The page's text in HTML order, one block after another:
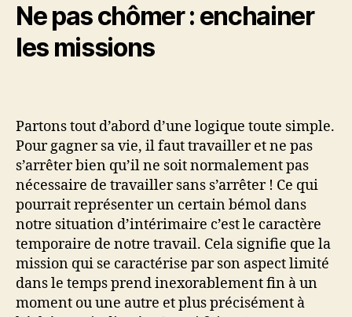
Ne pas chômer : enchainer
les missions
Partons tout d’abord d’une logique toute simple.
Pour gagner sa vie, il faut travailler et ne pas
s’arrêter bien qu’il ne soit normalement pas
nécessaire de travailler sans s’arrêter ! Ce qui
pourrait représenter un certain bémol dans
notre situation d’intérimaire c’est le caractère
temporaire de notre travail. Cela signifie que la
mission qui se caractérise par son aspect limité
dans le temps prend inexorablement fin à un
moment ou une autre et plus précisément à